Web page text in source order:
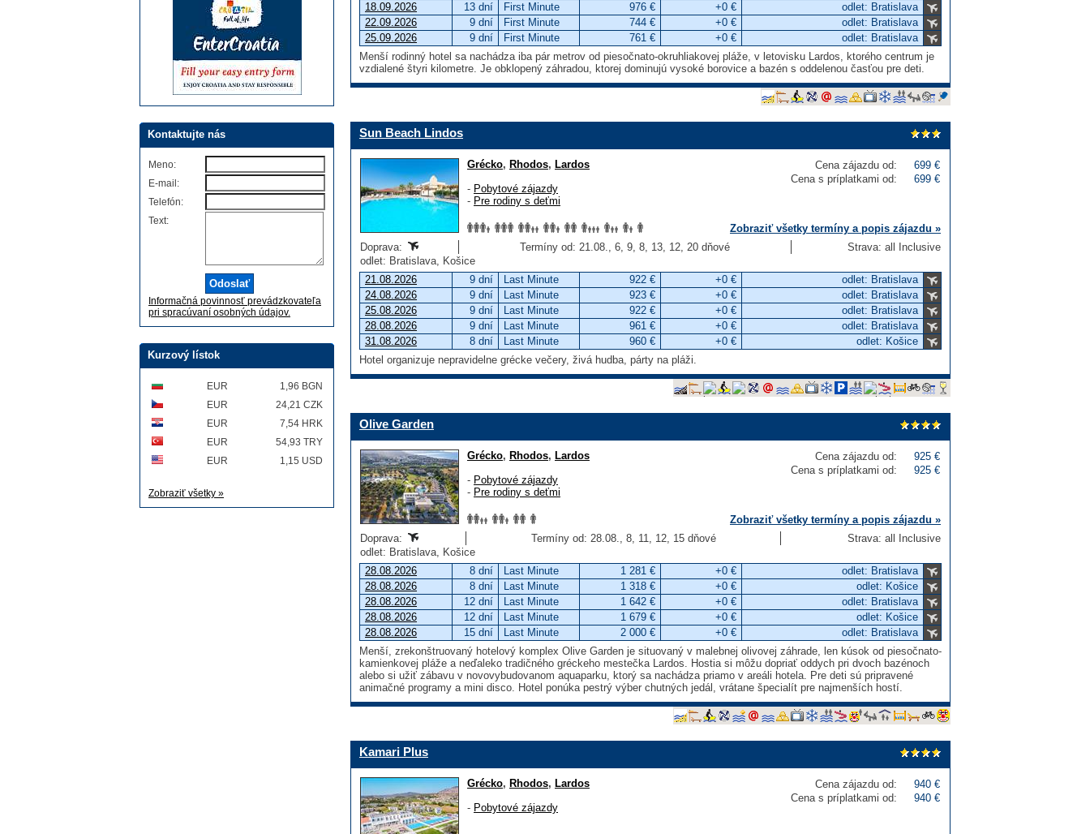
18.09.2026
13 dní First Minute 976 € +0 €
odlet: Bratislava
22.09.2026
9 dní First Minute 744 € +0 €
odlet: Bratislava
25.09.2026
9 dní First Minute 761 € +0 €
odlet: Bratislava
Menší rodinný hotel sa nachádza iba pár metrov od piesočnato-okruhliakovej pláže, v letovisku Lardos, ktorého centrum je
vzdialené štyri kilometre. Je obklopený záhradou, ktorej dominujú vysoké borovice a bazén s oddelenou časťou pre deti.
Sun Beach Lindos
Cena zájazdu od:
699 €
Cena s príplatkami od:
699 €
Grécko, Rhodos, Lardos
- Pobytové zájazdy
- Pre rodiny s deťmi
Zobraziť všetky termíny a popis zájazdu »
Doprava:
Termíny od: 21.08., 6, 9, 8, 13, 12, 20 dňové
Strava: all Inclusive
odlet: Bratislava, Košice
21.08.2026
9 dní Last Minute 922 € +0 €
odlet: Bratislava
24.08.2026
9 dní Last Minute 923 € +0 €
odlet: Bratislava
25.08.2026
9 dní Last Minute 922 € +0 €
odlet: Bratislava
28.08.2026
9 dní Last Minute 961 € +0 €
odlet: Bratislava
31.08.2026
8 dní Last Minute 960 € +0 €
odlet: Košice
Hotel organizuje nepravidelne grécke večery, živá hudba, párty na pláži.
Olive Garden
Cena zájazdu od:
925 €
Cena s príplatkami od:
925 €
Grécko, Rhodos, Lardos
- Pobytové zájazdy
- Pre rodiny s deťmi
Zobraziť všetky termíny a popis zájazdu »
Doprava:
Termíny od: 28.08., 8, 11, 12, 15 dňové
Strava: all Inclusive
odlet: Bratislava, Košice
28.08.2026
8 dní Last Minute 1 281 € +0 €
odlet: Bratislava
28.08.2026
8 dní Last Minute 1 318 € +0 €
odlet: Košice
28.08.2026
12 dní Last Minute 1 642 € +0 €
odlet: Bratislava
28.08.2026
12 dní Last Minute 1 679 € +0 €
odlet: Košice
28.08.2026
15 dní Last Minute 2 000 € +0 €
odlet: Bratislava
Menší, zrekonštruovaný hotelový komplex Olive Garden je situovaný v malebnej olivovej záhrade, len kúsok od piesočnato-
kamienkovej pláže a neďaleko tradičného gréckeho mestečka Lardos. Hostia si môžu dopriať oddych pri dvoch bazénoch
alebo si užiť zábavu v novovybudovanom aquaparku, ktorý sa nachádza priamo v areáli hotela. Pre deti sú pripravené
animačné programy a mini disco. Hotel ponúka pestrý výber chutných jedál, vrátane špecialít pre najmenších hostí.
Kamari Plus
Cena zájazdu od:
940 €
Cena s príplatkami od:
940 €
Grécko, Rhodos, Lardos
- Pobytové zájazdy
Kontaktujte nás
Meno:
E-mail:
Telefón:
Text:
Informačná povinnosť prevádzkovateľa
pri spracúvaní osobných údajov.
Kurzový lístok
EUR
1,96 BGN
EUR
24,21 CZK
EUR
7,54 HRK
EUR
54,93 TRY
EUR
1,15 USD
Zobraziť všetky »